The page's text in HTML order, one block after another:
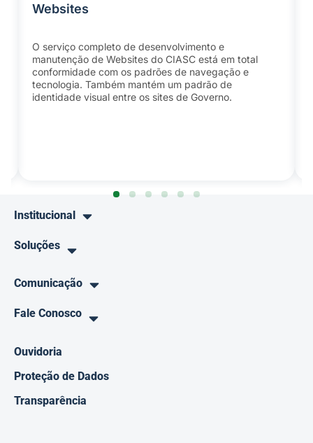
Websites
O serviço completo de desenvolvimento e
manutenção de Websites do CIASC está em total
conformidade com os padrões de navegação e
tecnologia. Também mantém um padrão de
identidade visual entre os sites de Governo.
Institucional
Soluções
Comunicação
Fale Conosco
Ouvidoria
Proteção de Dados
Transparência